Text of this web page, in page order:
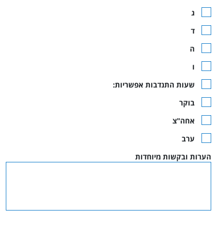
ג ג
ד ד
ה ה
ו ו
שעות התנדבות אפשריות:
שעות התנדבות אפשריות:
בוקרבוקר
אחה&quot;צאחה"צ
ערבערב
הערות ובקשות מיוחדות